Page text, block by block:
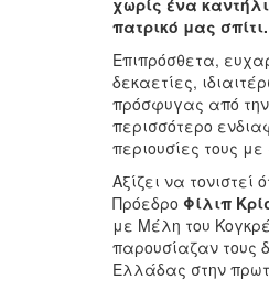
χωρίς ένα
πατρικό μας
Επιπρόσθετα,
δεκαετίες,
πρόσφυγας από
περισσότερο
περιουσίες τους
Αξίζει να
Πρόεδρο Φίλιπ
με Μέλη του
παρουσίαζαν τους
Ελλάδας στην